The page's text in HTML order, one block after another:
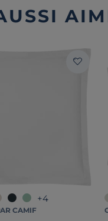
+4
CAMIF